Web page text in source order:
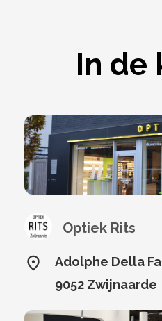
In de
Optiek Rits
Adolphe Della
9052 Zwijnaarde